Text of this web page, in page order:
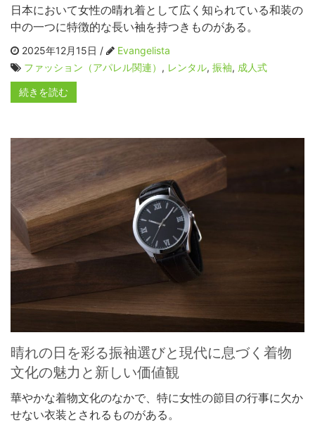
日本において女性の晴れ着として広く知られている和装の
中の一つに特徴的な長い袖を持つきものがある。
2025年12月15日 /
Evangelista
ファッション（アパレル関連） , レンタル, 振袖, 成人式
続きを読む
晴れの日を彩る振袖選びと現代に息づく着物
文化の魅力と新しい価値観
華やかな着物文化のなかで、特に女性の節目の行事に欠か
せない衣装とされるものがある。